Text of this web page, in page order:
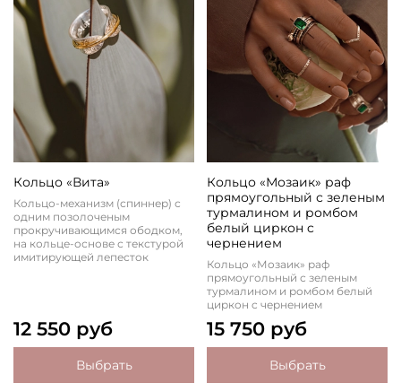
Кольцо «Вита»
Кольцо-механизм (спиннер) с
одним позолоченым
прокручивающимся ободком,
на кольце-основе с текстурой
имитирующей лепесток
12 550 руб
Выбрать
Кольцо «Мозаик» раф
прямоугольный с зеленым
турмалином и ромбом
белый циркон c
чернением
Кольцо «Мозаик» раф
прямоугольный с зеленым
турмалином и ромбом белый
циркон c чернением
15 750 руб
Выбрать